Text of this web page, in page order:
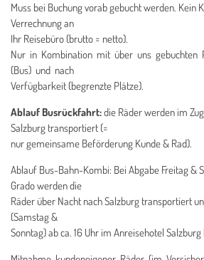
Muss bei Buchung vorab gebucht werden. Kein
Verrechnung an
Ihr Reisebüro (brutto = netto).
Nur in Kombination mit über uns gebuchten
(Bus) und nach
Verfügbarkeit (begrenzte Plätze).
Ablauf Busrückfahrt:die Räder werden im
Salzburg transportiert (=
nur gemeinsame Beförderung Kunde & Rad).
Ablauf Bus-Bahn-Kombi: Bei Abgabe Freitag &
Grado werden die
Räder über Nacht nach Salzburg transportiert
(Samstag &
Sonntag) ab ca. 16 Uhr im Anreisehotel